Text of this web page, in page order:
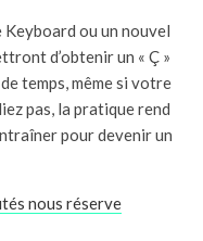
Keyboard ou un nouvel
d’obtenir un « Ç »
temps, même si votre
pas, la pratique rend
pour devenir un
nous réserve